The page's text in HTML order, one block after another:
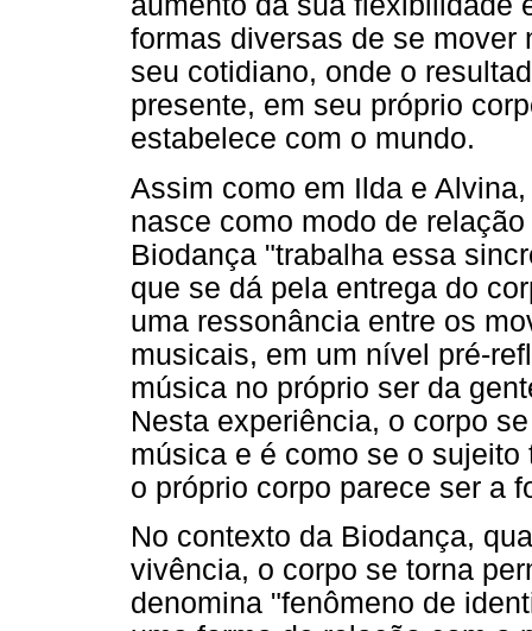
formas diversas de se mover
seu cotidiano, onde o
presente, em seu próprio
estabelece com o mundo.
Assim como em Ilda e
nasce como modo de
Biodança "trabalha essa
que se dá pela entrega do
uma ressonância entre os
musicais, em um nível pré-
música no próprio ser da
Nesta experiência, o corpo
música e é como se o
o próprio corpo parece ser a
No contexto da Biodança,
vivência, o corpo se torna
denomina "fenômeno de